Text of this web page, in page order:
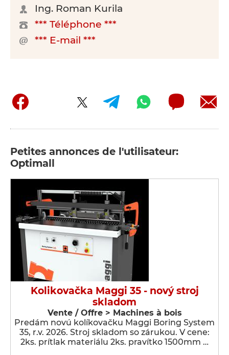
Ing. Roman Kurila
*** Téléphone ***
*** E-mail ***
Petites annonces de l'utilisateur:
Optimall
Kolikovačka Maggi 35 - nový stroj
skladom
Vente / Offre > Machines à bois
Predám novú kolíkovačku Maggi Boring System
35, r.v. 2026. Stroj skladom so zárukou. V cene:
2ks. prítlak materiálu 2ks. pravítko 1500mm …